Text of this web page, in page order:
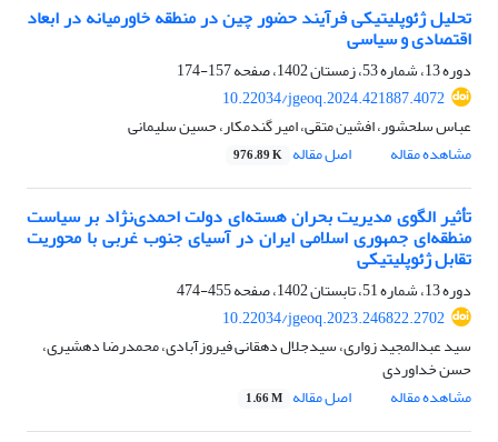
تحلیل ژئوپلیتیکی فرآیند حضور چین در منطقه خاورمیانه در ابعاد
اقتصادی و سیاسی
دوره 13، شماره 53، زمستان 1402، صفحه
157-174
10.22034/jgeoq.2024.421887.4072
عباس سلحشور، افشین متقی، امیر گندمکار، حسین سلیمانی
مشاهده مقاله
اصل مقاله 976.89 K
تأثیر الگوی مدیریت بحران هسته‌ای دولت احمدی‌نژاد بر سیاست
منطقه‌ای جمهوری اسلامی ایران در آسیای جنوب غربی با محوریت
تقابل ژئوپلیتیکی
دوره 13، شماره 51، تابستان 1402، صفحه
455-474
10.22034/jgeoq.2023.246822.2702
سید عبدالمجید زواری، سیدجلال دهقانی فیروزآبادی، محمدرضا دهشیری،
حسن خداوردی
مشاهده مقاله
اصل مقاله 1.66 M